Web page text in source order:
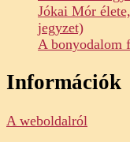
Jókai Mór
jegyzet)
A bonyodalom
Információk
A weboldalról